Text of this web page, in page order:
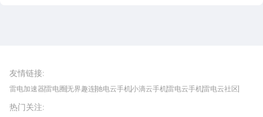
友情链接:
雷电加速器雷电圈无界趣连驰电云手机小滴云手机雷电云手机雷电云社区
我爱vr网华军软件园
热门关注: